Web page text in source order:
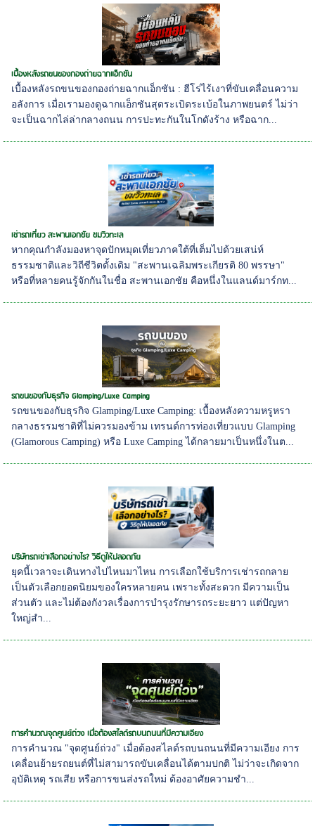
เบื้องหลังรถขนของกองถ่ายฉากแอ็กชัน
เบื้องหลังรถขนของกองถ่ายฉากแอ็กชัน : ฮีโร่ไร้เงาที่ขับเคลื่อนความ
อลังการ เมื่อเรามองดูฉากแอ็กชันสุดระเบิดระเบ้อในภาพยนตร์ ไม่ว่า
จะเป็นฉากไล่ล่ากลางถนน การปะทะกันในโกดังร้าง หรือฉาก...
เช่ารถเที่ยว สะพานเอกชัย ชมวิวทะเล
หากคุณกำลังมองหาจุดปักหมุดเที่ยวภาคใต้ที่เต็มไปด้วยเสน่ห์
ธรรมชาติและวิถีชีวิตดั้งเดิม "สะพานเฉลิมพระเกียรติ 80 พรรษา"
หรือที่หลายคนรู้จักกันในชื่อ สะพานเอกชัย คือหนึ่งในแลนด์มาร์กท...
รถขนของกับธุรกิจ Glamping/Luxe Camping
รถขนของกับธุรกิจ Glamping/Luxe Camping: เบื้องหลังความหรูหรา
กลางธรรมชาติที่ไม่ควรมองข้าม เทรนด์การท่องเที่ยวแบบ Glamping
(Glamorous Camping) หรือ Luxe Camping ได้กลายมาเป็นหนึ่งในต...
บริษัทรถเช่าเลือกอย่างไร? วิธีดูให้ปลอดภัย
ยุคนี้เวลาจะเดินทางไปไหนมาไหน การเลือกใช้บริการเช่ารถกลาย
เป็นตัวเลือกยอดนิยมของใครหลายคน เพราะทั้งสะดวก มีความเป็น
ส่วนตัว และไม่ต้องกังวลเรื่องการบำรุงรักษารถระยะยาว แต่ปัญหา
ใหญ่สำ...
การคำนวณจุดศูนย์ถ่วง เมื่อต้องสไลด์รถบนถนนที่มีความเอียง
การคำนวณ "จุดศูนย์ถ่วง" เมื่อต้องสไลด์รถบนถนนที่มีความเอียง การ
เคลื่อนย้ายรถยนต์ที่ไม่สามารถขับเคลื่อนได้ตามปกติ ไม่ว่าจะเกิดจาก
อุบัติเหตุ รถเสีย หรือการขนส่งรถใหม่ ต้องอาศัยความชำ...